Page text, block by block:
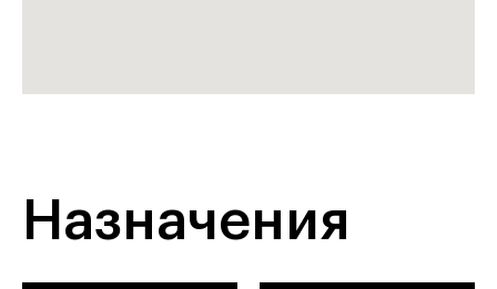
Назначения